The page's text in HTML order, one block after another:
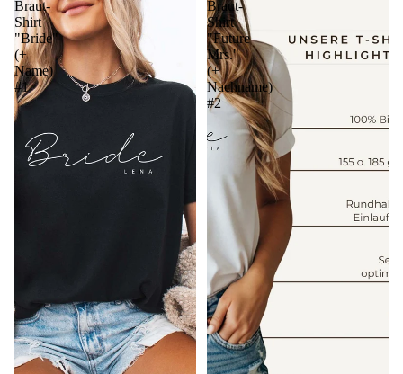
Braut-
Shirt
"Bride"
(+
Name)
#1
Braut-
Shirt
"Future
Mrs."
(+
Nachname)
#2